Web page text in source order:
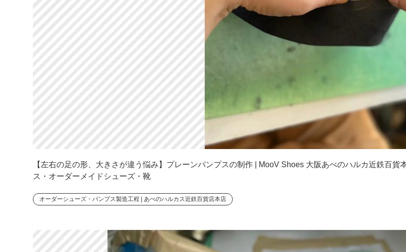
【左右の足の形、大きさが違う悩み】プレーンパンプスの制作 | MooV Shoes 大阪あべのハルカ近鉄百
ス・オーダーメイドシューズ・靴
オーダーシューズ・パンプス製造工程 | あべのハルカス近鉄百貨店本店